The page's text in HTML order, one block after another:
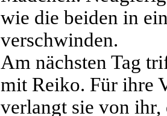
wie die beiden in
verschwinden.
Am nächsten Tag
mit Reiko. Für ihre
verlangt sie von ihr,